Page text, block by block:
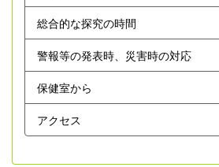
総合的な探究の時間
警報等の発表時、災害時の対応
保健室から
アクセス